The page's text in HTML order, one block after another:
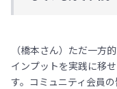
（橋本さん）ただ一方
インプットを実践に移
す。コミュニティ会員